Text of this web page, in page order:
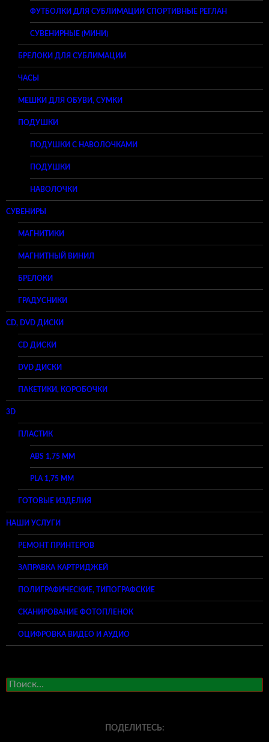
ФУТБОЛКИ ДЛЯ СУБЛИМАЦИИ СПОРТИВНЫЕ РЕГЛАН
СУВЕНИРНЫЕ (МИНИ)
БРЕЛОКИ ДЛЯ СУБЛИМАЦИИ
ЧАСЫ
МЕШКИ ДЛЯ ОБУВИ, СУМКИ
ПОДУШКИ
ПОДУШКИ С НАВОЛОЧКАМИ
ПОДУШКИ
НАВОЛОЧКИ
СУВЕНИРЫ
МАГНИТИКИ
МАГНИТНЫЙ ВИНИЛ
БРЕЛОКИ
ГРАДУСНИКИ
CD, DVD ДИСКИ
CD ДИСКИ
DVD ДИСКИ
ПАКЕТИКИ, КОРОБОЧКИ
3D
ПЛАСТИК
ABS 1,75 ММ
PLA 1,75 ММ
ГОТОВЫЕ ИЗДЕЛИЯ
НАШИ УСЛУГИ
РЕМОНТ ПРИНТЕРОВ
ЗАПРАВКА КАРТРИДЖЕЙ
ПОЛИГРАФИЧЕСКИЕ, ТИПОГРАФСКИЕ
СКАНИРОВАНИЕ ФОТОПЛЕНОК
ОЦИФРОВКА ВИДЕО И АУДИО
Найти:
ПОДЕЛИТЕСЬ: